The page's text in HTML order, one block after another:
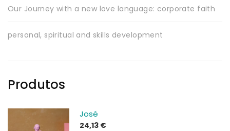
Our Journey with a new love language: corporate faith
personal, spiritual and skills development
Produtos
José
24,13 €